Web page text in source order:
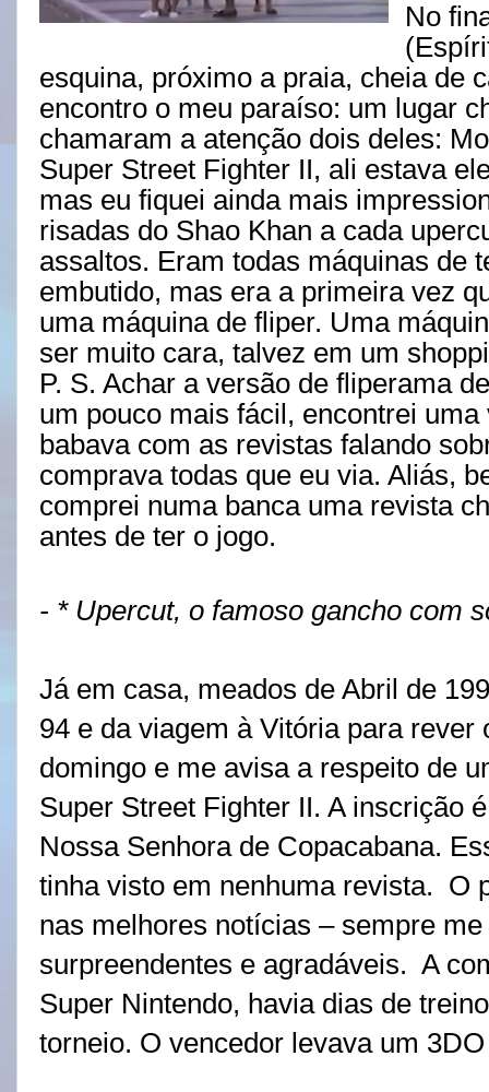
No
esquina, próximo a praia, cheia de
encontro o meu paraíso: um lugar
chamaram a atenção dois deles:
Super Street Fighter II, ali estava
mas eu fiquei ainda mais
risadas do Shao Khan a cada
assaltos. Eram todas máquinas de
embutido, mas era a primeira vez
uma máquina de fliper. Uma
ser muito cara, talvez em um
P. S. Achar a versão de fliperama
um pouco mais fácil, encontrei
babava com as revistas falando
comprava todas que eu via. Aliás,
comprei numa banca uma revista
antes de ter o jogo.
- * Upercut, o famoso gancho com
Já em casa, meados de Abril de
94 e da viagem à Vitória para
domingo e me avisa a respeito de
Super Street Fighter II. A inscrição
Nossa Senhora de Copacabana.
tinha visto em nenhuma revista.
O
nas melhores notícias – sempre
surpreendentes e agradáveis. A
Super Nintendo, havia dias de
torneio. O vencedor levava um